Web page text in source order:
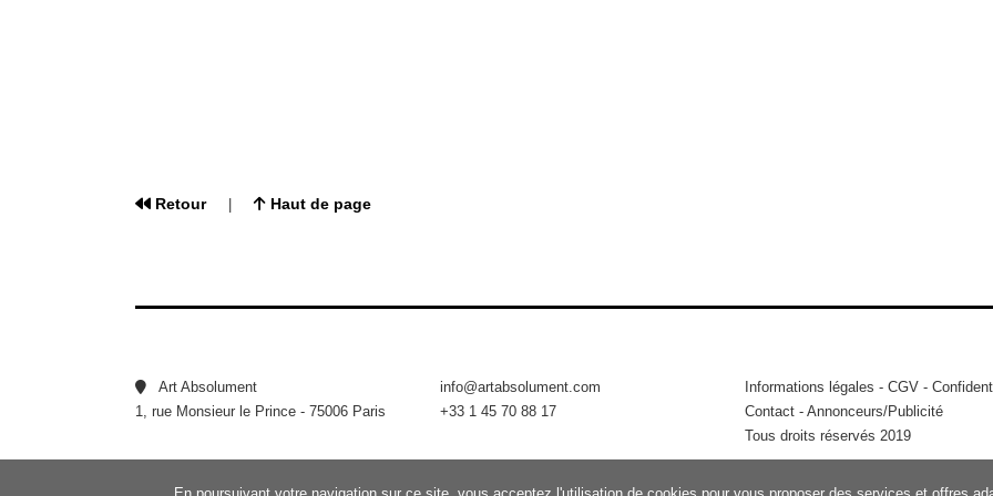
Retour| Haut de page
Art Absolument
1, rue Monsieur le Prince - 75006 Paris
info@artabsolument.com
+33 1 45 70 88 17
Informations légales - CGV -
Contact - Annonceurs/Publicité
Tous droits réservés 2019